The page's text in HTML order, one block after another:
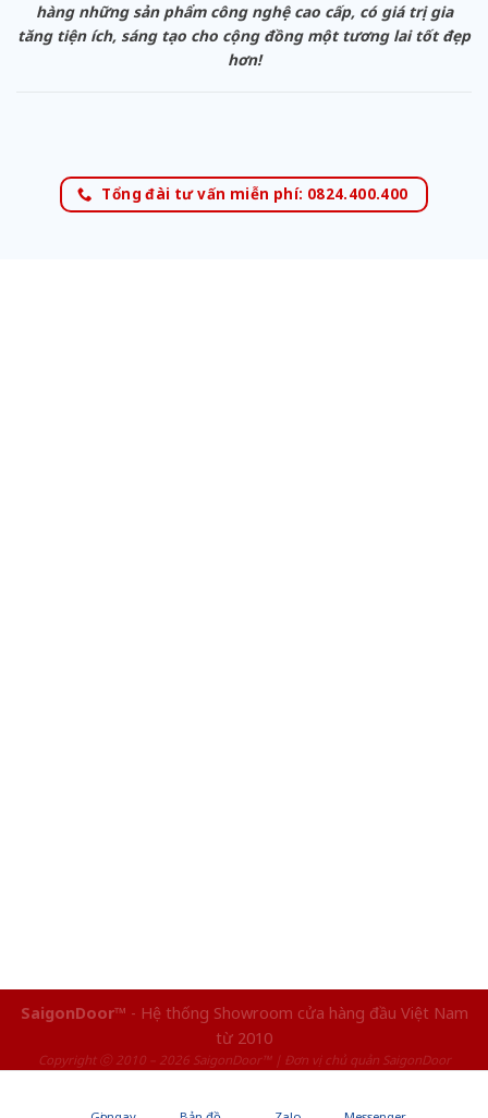
hàng những sản phẩm công nghệ cao cấp, có giá trị gia
tăng tiện ích, sáng tạo cho cộng đồng một tương lai tốt đẹp
hơn!
Tổng đài tư vấn miễn phí: 0824.400.400
SaigonDoor™ - Hệ thống Showroom cửa hàng đầu Việt Nam
từ 2010
Copyright ⓒ 2010 – 2026 SaigonDoor™ | Đơn vị chủ quản SaigonDoor